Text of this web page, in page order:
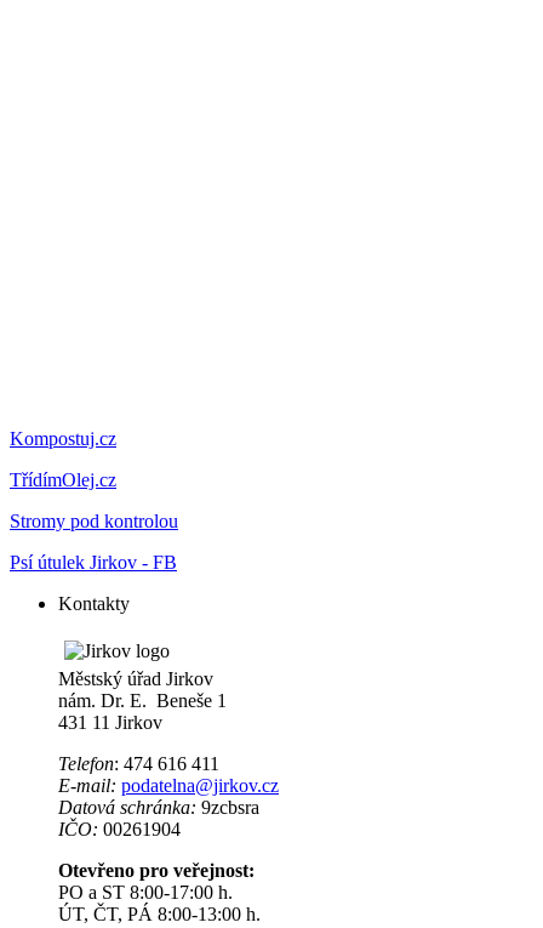
Kompostuj.cz
TřídímOlej.cz
Stromy pod kontrolou
Psí útulek Jirkov - FB
Kontakty
Městský úřad Jirkov
nám. Dr. E. Beneše 1
431 11 Jirkov
Telefon: 474 616 411
E-mail: podatelna@jirkov.cz
Datová schránka: 9zcbsra
IČO: 00261904
Otevřeno pro veřejnost:
PO a ST 8:00-17:00 h.
ÚT, ČT, PÁ 8:00-13:00 h.